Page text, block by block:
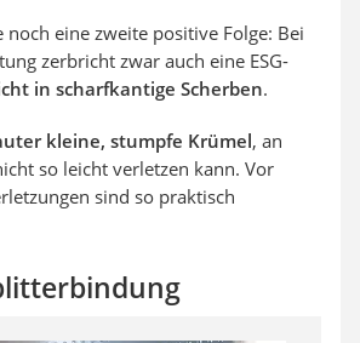
eine zweite positive Folge: Bei
zerbricht zwar auch eine ESG-
in scharfkantige Scherben.
kleine, stumpfe Krümel, an
so leicht verletzen kann. Vor
sind so praktisch